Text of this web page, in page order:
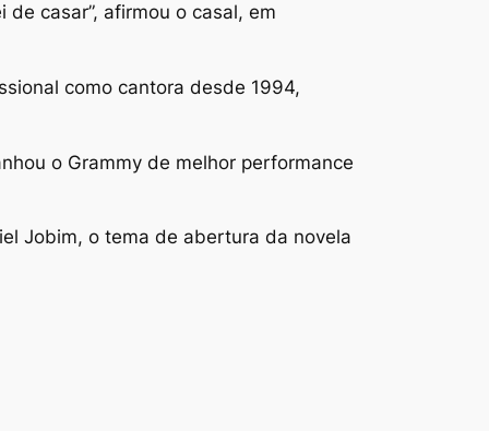
casar”, afirmou o casal, em
como cantora desde 1994,
o Grammy de melhor performance
Jobim, o tema de abertura da novela